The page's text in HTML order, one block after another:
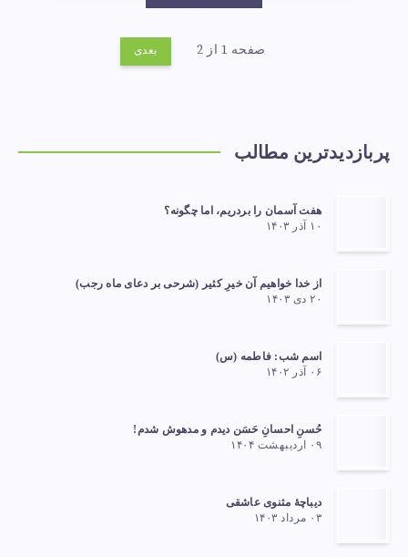
صفحه 1 از 2 بعدی
پربازدیدترین مطالب
هفت آسمان را بردریم، اما چگونه؟
۱۰ آذر ۱۴۰۳
از خدا خواهیم آن خیرِ کثیر (شرحی بر دعای ماه رجب)
۲۰ دی ۱۴۰۳
اسم شب: فاطمه (س)
۰۶ آذر ۱۴۰۲
حُسنِ احسانِ حَسَن دیدم و مدهوش شدم!
۰۹ اردیبهشت ۱۴۰۴
دیباچهٔ مثنوی عاشقی
۰۳ مرداد ۱۴۰۳